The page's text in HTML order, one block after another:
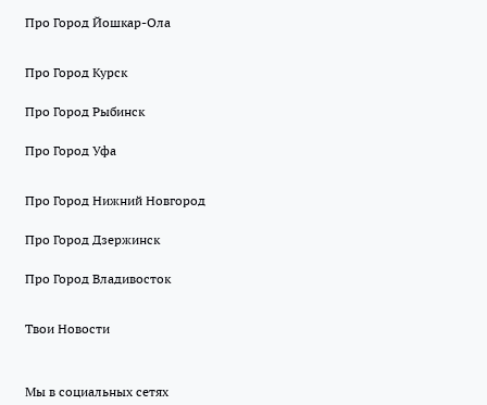
Про Город Йошкар-Ола
Про Город Курск
Про Город Рыбинск
Про Город Уфа
Про Город Нижний Новгород
Про Город Дзержинск
Про Город Владивосток
Твои Новости
Мы в социальных сетях